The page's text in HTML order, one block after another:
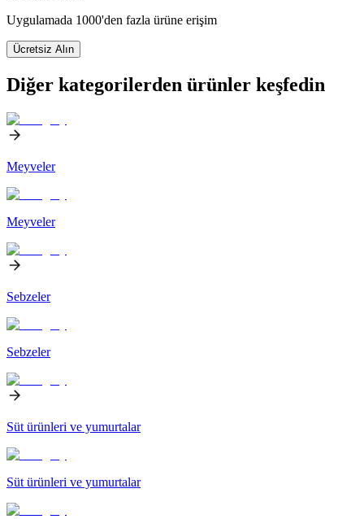
Uygulamada 1000'den fazla ürüne erişim
Ücretsiz Alın
Diğer kategorilerden ürünler keşfedin
Meyveler
Meyveler
Sebzeler
Sebzeler
Süt ürünleri ve yumurtalar
Süt ürünleri ve yumurtalar